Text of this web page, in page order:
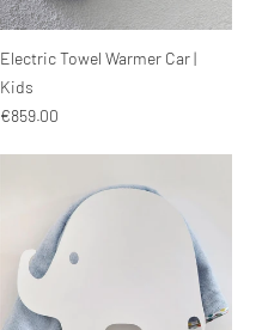
Electric Towel Warmer Car |
Kids
€859.00